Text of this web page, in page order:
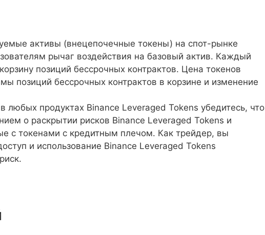
активы (внецепочечные токены) на спот-рынке
рычаг воздействия на базовый актив. Каждый
позиций бессрочных контрактов. Цена токенов
позиций бессрочных контрактов в корзине и изменение
любых продуктах Binance Leveraged Tokens убедитесь, что
о раскрытии рисков Binance Leveraged Tokens и
с токенами с кредитным плечом. Как трейдер, вы
и использование Binance Leveraged Tokens